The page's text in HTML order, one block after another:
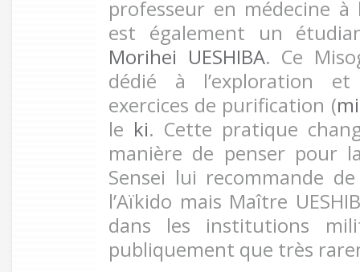
professeur en médecine
est également un
Morihei UESHIBA. Ce
dédié à l’exploration et
exercices de purification (
le ki. Cette pratique
manière de penser pour
Sensei lui recommande
l’Aïkido mais Maître
dans les institutions
publiquement que très